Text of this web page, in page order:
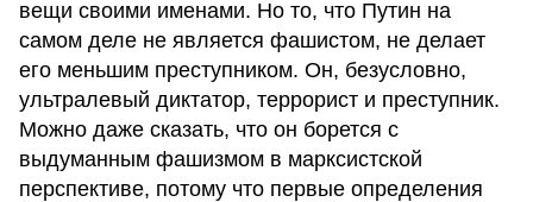
вещи своими именами. Но то, что Путин на
самом деле не является фашистом, не делает
его меньшим преступником. Он, безусловно,
ультралевый диктатор, террорист и преступник.
Можно даже сказать, что он борется с
выдуманным фашизмом в марксистской
перспективе, потому что первые определения